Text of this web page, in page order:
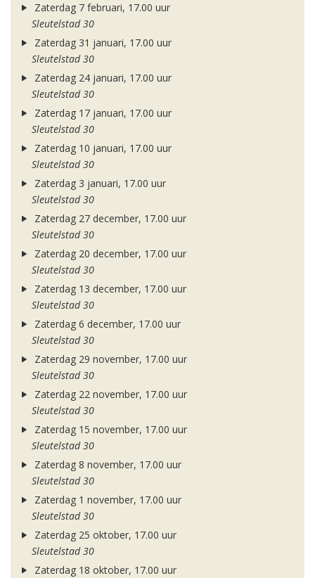
Zaterdag 7 februari, 17.00 uur
Sleutelstad 30
Zaterdag 31 januari, 17.00 uur
Sleutelstad 30
Zaterdag 24 januari, 17.00 uur
Sleutelstad 30
Zaterdag 17 januari, 17.00 uur
Sleutelstad 30
Zaterdag 10 januari, 17.00 uur
Sleutelstad 30
Zaterdag 3 januari, 17.00 uur
Sleutelstad 30
Zaterdag 27 december, 17.00 uur
Sleutelstad 30
Zaterdag 20 december, 17.00 uur
Sleutelstad 30
Zaterdag 13 december, 17.00 uur
Sleutelstad 30
Zaterdag 6 december, 17.00 uur
Sleutelstad 30
Zaterdag 29 november, 17.00 uur
Sleutelstad 30
Zaterdag 22 november, 17.00 uur
Sleutelstad 30
Zaterdag 15 november, 17.00 uur
Sleutelstad 30
Zaterdag 8 november, 17.00 uur
Sleutelstad 30
Zaterdag 1 november, 17.00 uur
Sleutelstad 30
Zaterdag 25 oktober, 17.00 uur
Sleutelstad 30
Zaterdag 18 oktober, 17.00 uur